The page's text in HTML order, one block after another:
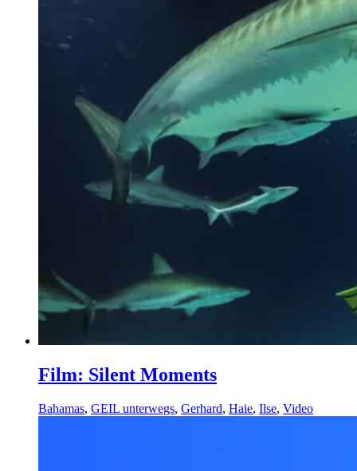
Film: Silent Moments
Bahamas, GEIL unterwegs, Gerhard, Haie, Ilse, Video